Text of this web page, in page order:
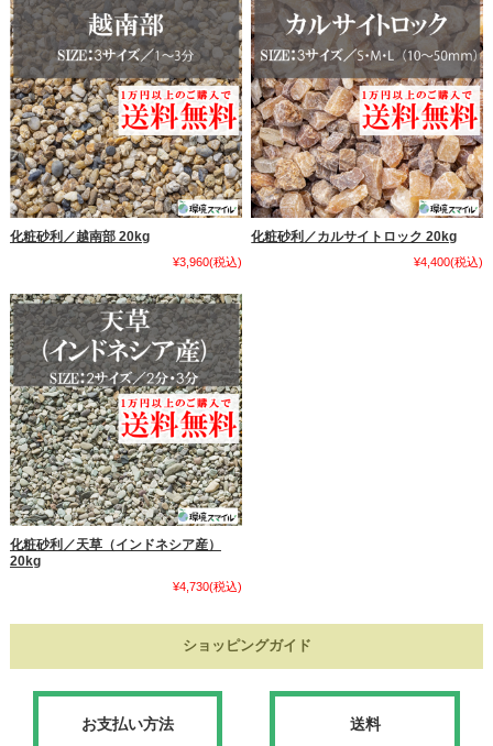
化粧砂利／越南部 20kg
¥3,960(税込)
化粧砂利／カルサイトロック 20kg
¥4,400(税込)
化粧砂利／天草（インドネシア産）
20kg
¥4,730(税込)
ショッピングガイド
お支払い方法 送料